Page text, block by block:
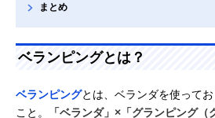
まとめ
ベランピングとは？
ベランピングとは、ベランダを使って
こと。
「ベランダ」×「グランピング